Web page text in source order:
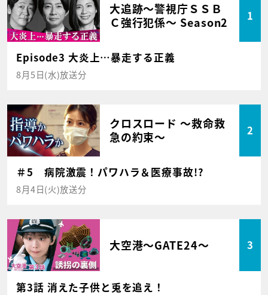
大追跡～警視庁ＳＳＢ
Ｃ強行犯係～ Season2
1
Episode3 大炎上…暴走する正義
8月5日(水)放送分
クロスロード ～救命救
急の約束～
2
＃5 病院激震！パワハラ＆医療事故!?
8月4日(火)放送分
大空港～GATE24～ 3
第3話 消えた子供と兎を追え！